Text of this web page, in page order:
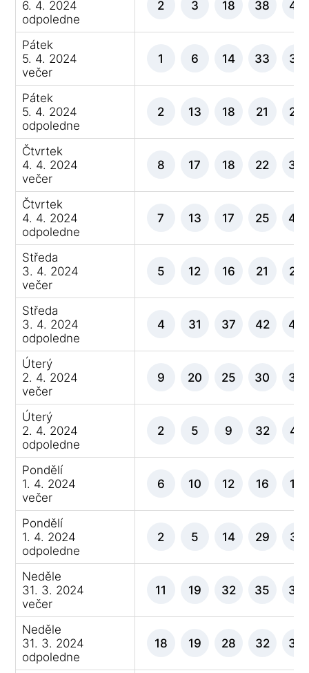
6. 4. 2024
odpoledne
2 3 18 38 42
Pátek
5. 4. 2024
večer
1 6 14 33 37
Pátek
5. 4. 2024
odpoledne
2 13 18 21 22
Čtvrtek
4. 4. 2024
večer
8 17 18 22 36
Čtvrtek
4. 4. 2024
odpoledne
7 13 17 25 43
Středa
3. 4. 2024
večer
5 12 16 21 24
Středa
3. 4. 2024
odpoledne
4 31 37 42 44
Úterý
2. 4. 2024
večer
9 20 25 30 34
Úterý
2. 4. 2024
odpoledne
2 5 9 32 41
Pondělí
1. 4. 2024
večer
6 10 12 16 17
Pondělí
1. 4. 2024
odpoledne
2 5 14 29 31
Neděle
31. 3. 2024
večer
11 19 32 35 39
Neděle
31. 3. 2024
odpoledne
18 19 28 32 33